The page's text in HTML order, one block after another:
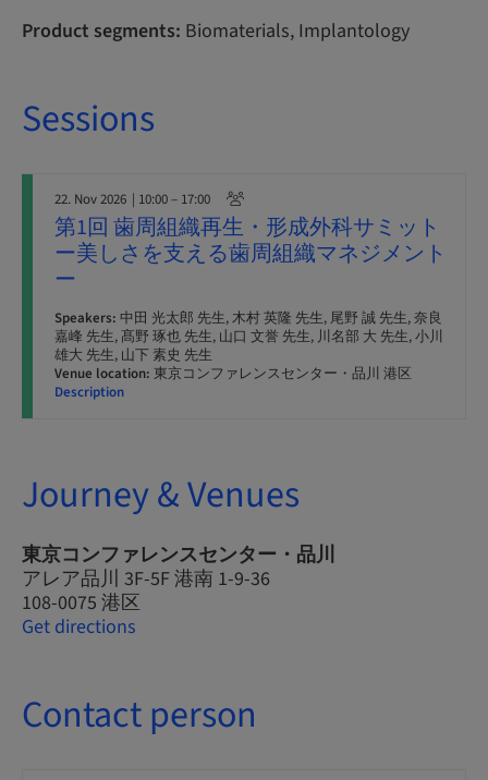
Product segments: Biomaterials, Implantology
Sessions
22. Nov 2026 | 10:00 – 17:00
第1回 歯周組織再生・形成外科サミット
ー美しさを支える歯周組織マネジメント
ー
Speakers: 中田 光太郎 先生, 木村 英隆 先生, 尾野 誠 先生, 奈良
嘉峰 先生, 髙野 琢也 先生, 山口 文誉 先生, 川名部 大 先生, 小川
雄大 先生, 山下 素史 先生
Venue location: 東京コンファレンスセンター・品川 港区
Description
Journey & Venues
東京コンファレンスセンター・品川
アレア品川 3F-5F 港南 1-9-36
108-0075 港区
Get directions
Contact person